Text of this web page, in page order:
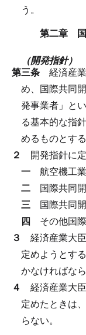
う。
第二章 国
（開発指針）
第三条 経済産
め、国際共同
発事業者」と
る基本的な指
めるものとする
２ 開発指針に
一 航空機工
二 国際共同
三 国際共同
四 その他国
３ 経済産業大臣
定めようとす
かなければなら
４ 経済産業大臣
定めたときは
らない。